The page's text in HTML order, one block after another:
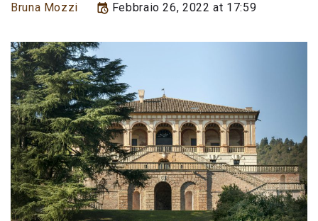
Bruna Mozzi Febbraio 26, 2022 at 17:59